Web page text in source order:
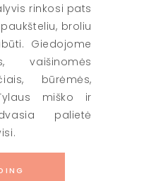
rinkosi pats
broliu
Giedojome
vaišinomės
būrėmės,
miško ir
palietė